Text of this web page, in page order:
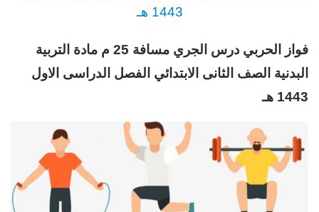
1443 هـ
فواز الحربي درس الجري مسافة 25 م مادة التربية
البدنية الصف الثانى الابتدائي الفصل الدراسى الاول
1443 هـ